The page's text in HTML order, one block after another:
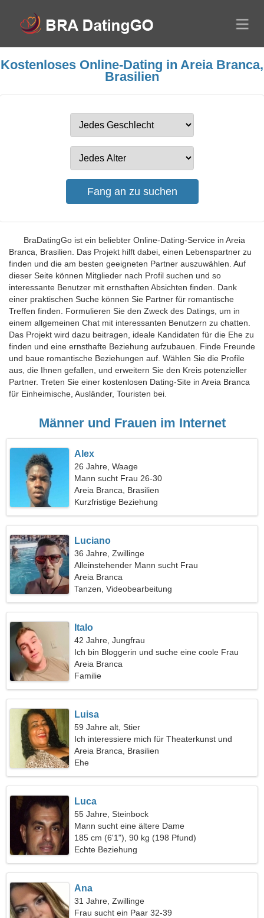
Kostenloses Online-Dating in Areia Branca,
Brasilien
BraDatingGo ist ein beliebter Online-Dating-Service in Areia
Branca, Brasilien. Das Projekt hilft dabei, einen Lebenspartner zu
finden und die am besten geeigneten Partner auszuwählen. Auf
dieser Seite können Mitglieder nach Profil suchen und so
interessante Benutzer mit ernsthaften Absichten finden. Dank
einer praktischen Suche können Sie Partner für romantische
Treffen finden. Formulieren Sie den Zweck des Datings, um in
einem allgemeinen Chat mit interessanten Benutzern zu chatten.
Das Projekt wird dazu beitragen, ideale Kandidaten für die Ehe zu
finden und eine ernsthafte Beziehung aufzubauen. Finde Freunde
und baue romantische Beziehungen auf. Wählen Sie die Profile
aus, die Ihnen gefallen, und erweitern Sie den Kreis potenzieller
Partner. Treten Sie einer kostenlosen Dating-Site in Areia Branca
für Einheimische, Ausländer, Touristen bei.
Männer und Frauen im Internet
Alex
26 Jahre, Waage
Mann sucht Frau 26-30
Areia Branca, Brasilien
Kurzfristige Beziehung
Luciano
36 Jahre, Zwillinge
Alleinstehender Mann sucht Frau
Areia Branca
Tanzen, Videobearbeitung
Italo
42 Jahre, Jungfrau
Ich bin Bloggerin und suche eine coole Frau
Areia Branca
Familie
Luisa
59 Jahre alt, Stier
Ich interessiere mich für Theaterkunst und
Psychologie
Areia Branca, Brasilien
Ehe
Luca
55 Jahre, Steinbock
Mann sucht eine ältere Dame
185 cm (6'1"), 90 kg (198 Pfund)
Echte Beziehung
Ana
31 Jahre, Zwillinge
Frau sucht ein Paar 32-39